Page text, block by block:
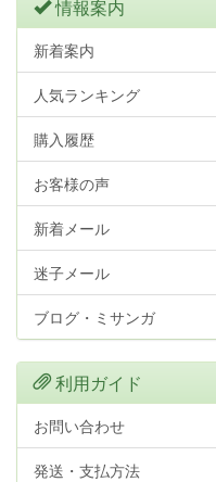
情報案内
新着案内
人気ランキング
購入履歴
お客様の声
新着メール
迷子メール
ブログ・ミサンガ
利用ガイド
お問い合わせ
発送・支払方法